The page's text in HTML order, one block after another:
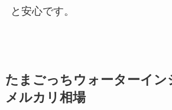
と安心です。
たまごっちウォーターイン
メルカリ相場